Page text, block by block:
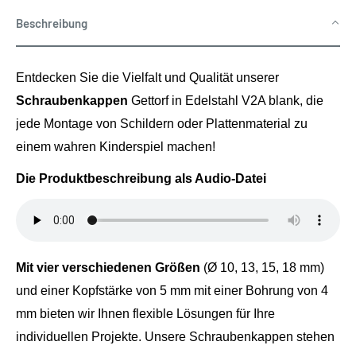
Beschreibung
Entdecken Sie die Vielfalt und Qualität unserer
Schraubenkappen Gettorf in Edelstahl V2A blank, die
jede Montage von Schildern oder Plattenmaterial zu
einem wahren Kinderspiel machen!
Die Produktbeschreibung als Audio-Datei
Mit vier verschiedenen Größen (Ø 10, 13, 15, 18 mm)
und einer Kopfstärke von 5 mm mit einer Bohrung von 4
mm bieten wir Ihnen flexible Lösungen für Ihre
individuellen Projekte. Unsere Schraubenkappen stehen